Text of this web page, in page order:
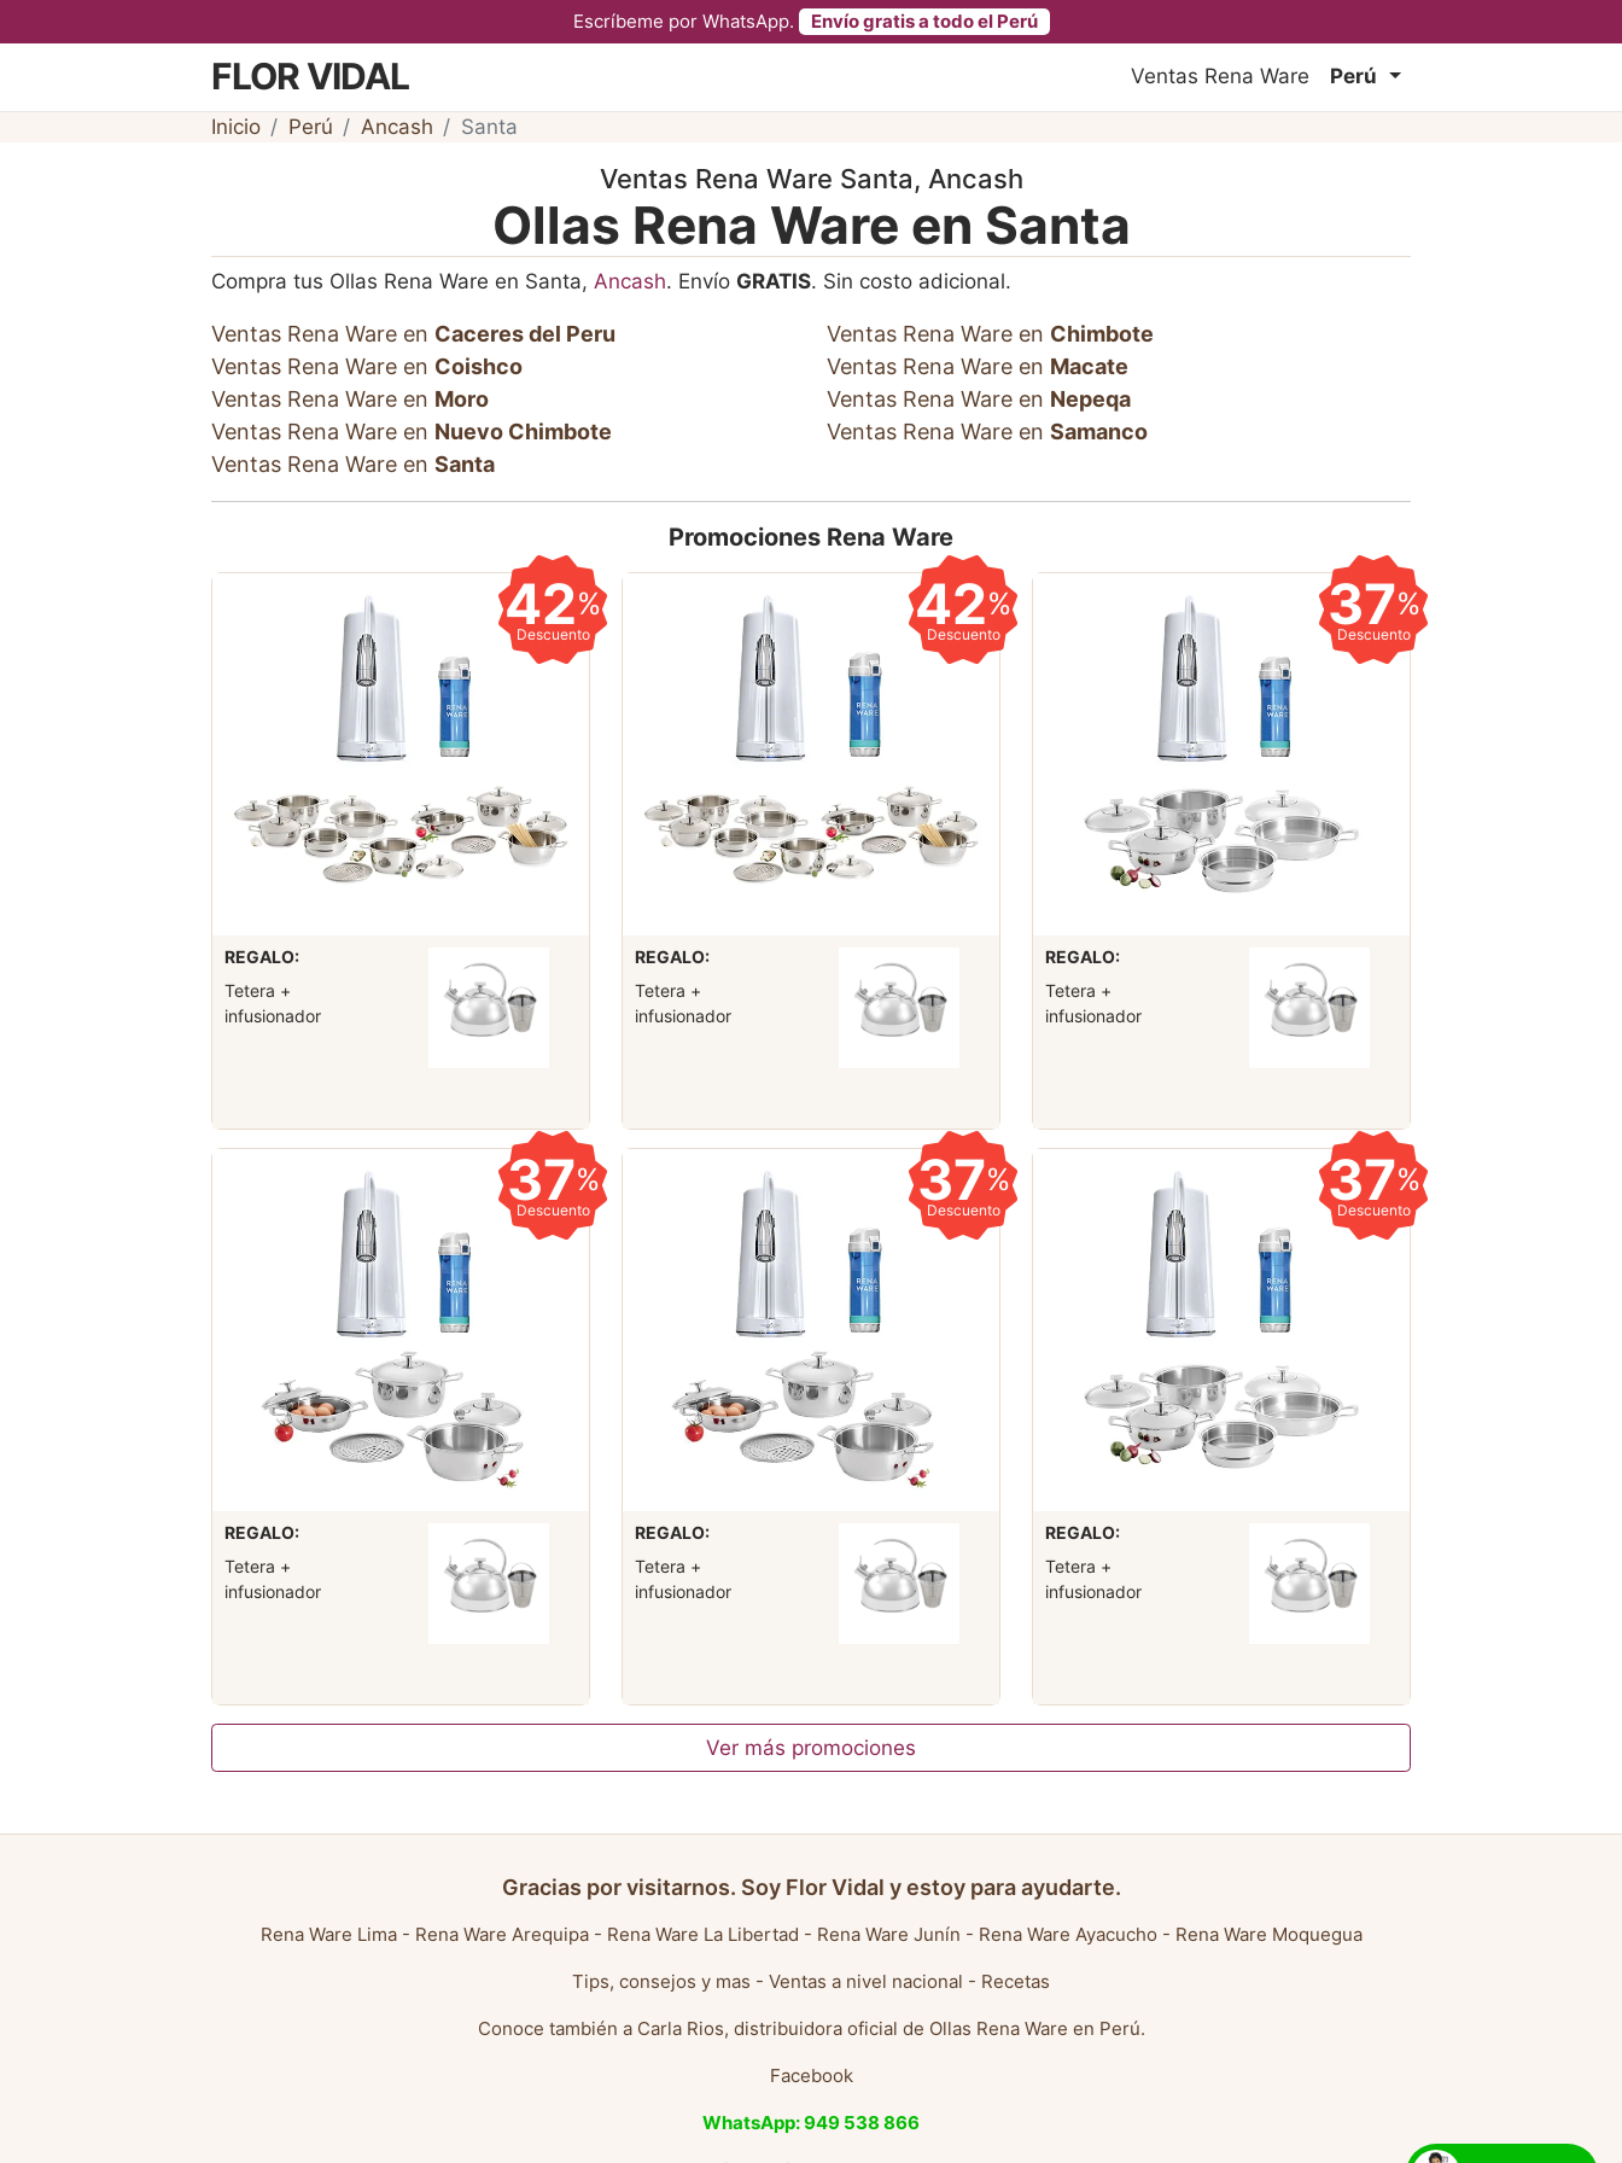
Escríbeme por WhatsApp. Envío gratis a todo el Perú
FLOR VIDAL Ventas Rena Ware Perú
Inicio Perú Ancash Santa
Ventas Rena Ware Santa, Ancash
Ollas Rena Ware en Santa
Compra tus Ollas Rena Ware en Santa, Ancash. Envío GRATIS. Sin costo adicional.
Ventas Rena Ware en Caceres del Peru Ventas Rena Ware en Chimbote
Ventas Rena Ware en Coishco Ventas Rena Ware en Macate
Ventas Rena Ware en Moro Ventas Rena Ware en Nepeqa
Ventas Rena Ware en Nuevo Chimbote Ventas Rena Ware en Samanco
Ventas Rena Ware en Santa
Promociones Rena Ware
42%
Descuento
REGALO:
Tetera +
infusionador
42%
Descuento
REGALO:
Tetera +
infusionador
37%
Descuento
REGALO:
Tetera +
infusionador
37%
Descuento
REGALO:
Tetera +
infusionador
37%
Descuento
REGALO:
Tetera +
infusionador
37%
Descuento
REGALO:
Tetera +
infusionador
Ver más promociones
Gracias por visitarnos. Soy Flor Vidal y estoy para ayudarte.
Rena Ware Lima- Rena Ware Arequipa- Rena Ware La Libertad - Rena Ware Junín - Rena Ware Ayacucho - Rena Ware Moquegua
Tips, consejos y mas - Ventas a nivel nacional - Recetas
Conoce también a Carla Rios, distribuidora oficial de Ollas Rena Ware en Perú.
Facebook
WhatsApp: 949 538 866